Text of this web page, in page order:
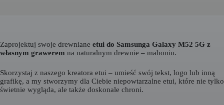
Zaprojektuj swoje drewniane etui do Samsunga Galaxy M52 5G z
własnym grawerem na naturalnym drewnie – mahoniu.
Skorzystaj z naszego kreatora etui – umieść swój tekst, logo lub inną
grafikę, a my stworzymy dla Ciebie niepowtarzalne etui, które nie tylko
świetnie wygląda, ale także doskonale chroni.